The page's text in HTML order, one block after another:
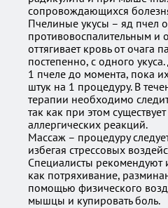
сопровождающихся
Пчелиные укусы – яд пчел
противовоспалительным и
оттягивает кровь от очага
постепенно, с одного
1 пчеле до момента, пока
штук на 1 процедуру. В
терапии необходимо
так как при этом
аллергических реакций.
Массаж – процедуру
избегая стрессовых
Специалисты рекомендуют
как потряхивание,
помощью физического
мышцы и купировать боль.